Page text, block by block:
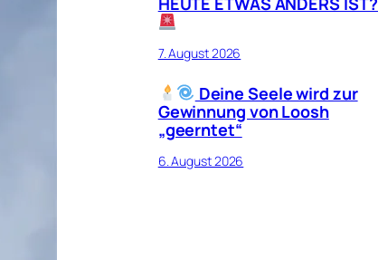
7. August 2026
Deine Seele wird zur
Gewinnung von Loosh
„geerntet“
6. August 2026